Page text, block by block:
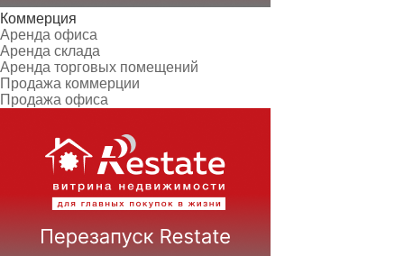
Коммерция
Аренда офиса
Аренда склада
Аренда торговых помещений
Продажа коммерции
Продажа офиса